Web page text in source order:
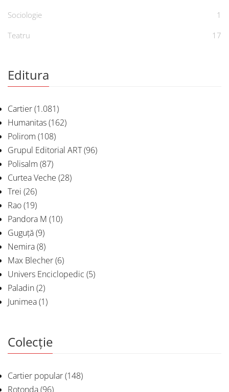
Sociologie
1
Teatru
17
Editura
Cartier(1.081)
Humanitas(162)
Polirom (108)
Grupul Editorial ART(96)
Polisalm (87)
Curtea Veche (28)
Trei (26)
Rao(19)
Pandora M (10)
Guguță(9)
Nemira(8)
Max Blecher(6)
Univers Enciclopedic (5)
Paladin(2)
Junimea(1)
Colecție
Cartier popular(148)
Rotonda(96)